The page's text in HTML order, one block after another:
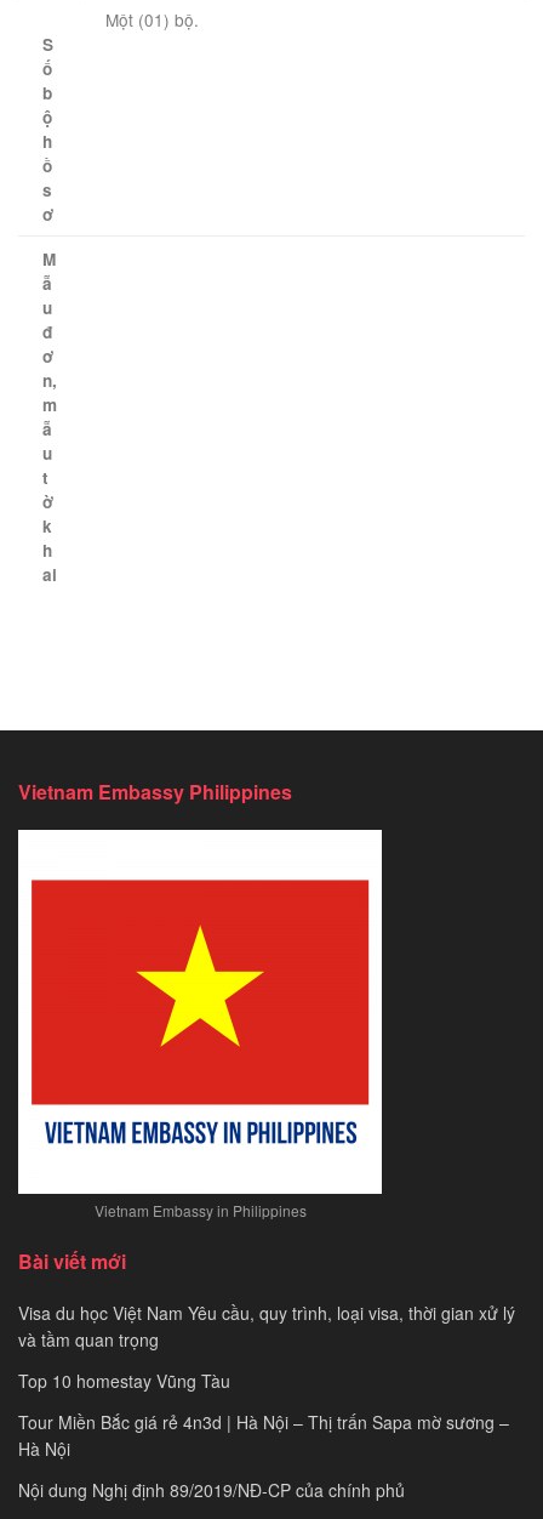
S
ố
b
ộ
h
ồ
s
ơ
Một (01) bộ.
M
ẫ
u
đ
ơ
n,
m
ẫ
u
t
ờ
k
h
ai
Vietnam Embassy Philippines
Vietnam Embassy in Philippines
Bài viết mới
Visa du học Việt Nam Yêu cầu, quy trình, loại visa, thời gian xử lý
và tầm quan trọng
Top 10 homestay Vũng Tàu
Tour Miền Bắc giá rẻ 4n3d | Hà Nội – Thị trấn Sapa mờ sương –
Hà Nội
Nội dung Nghị định 89/2019/NĐ-CP của chính phủ